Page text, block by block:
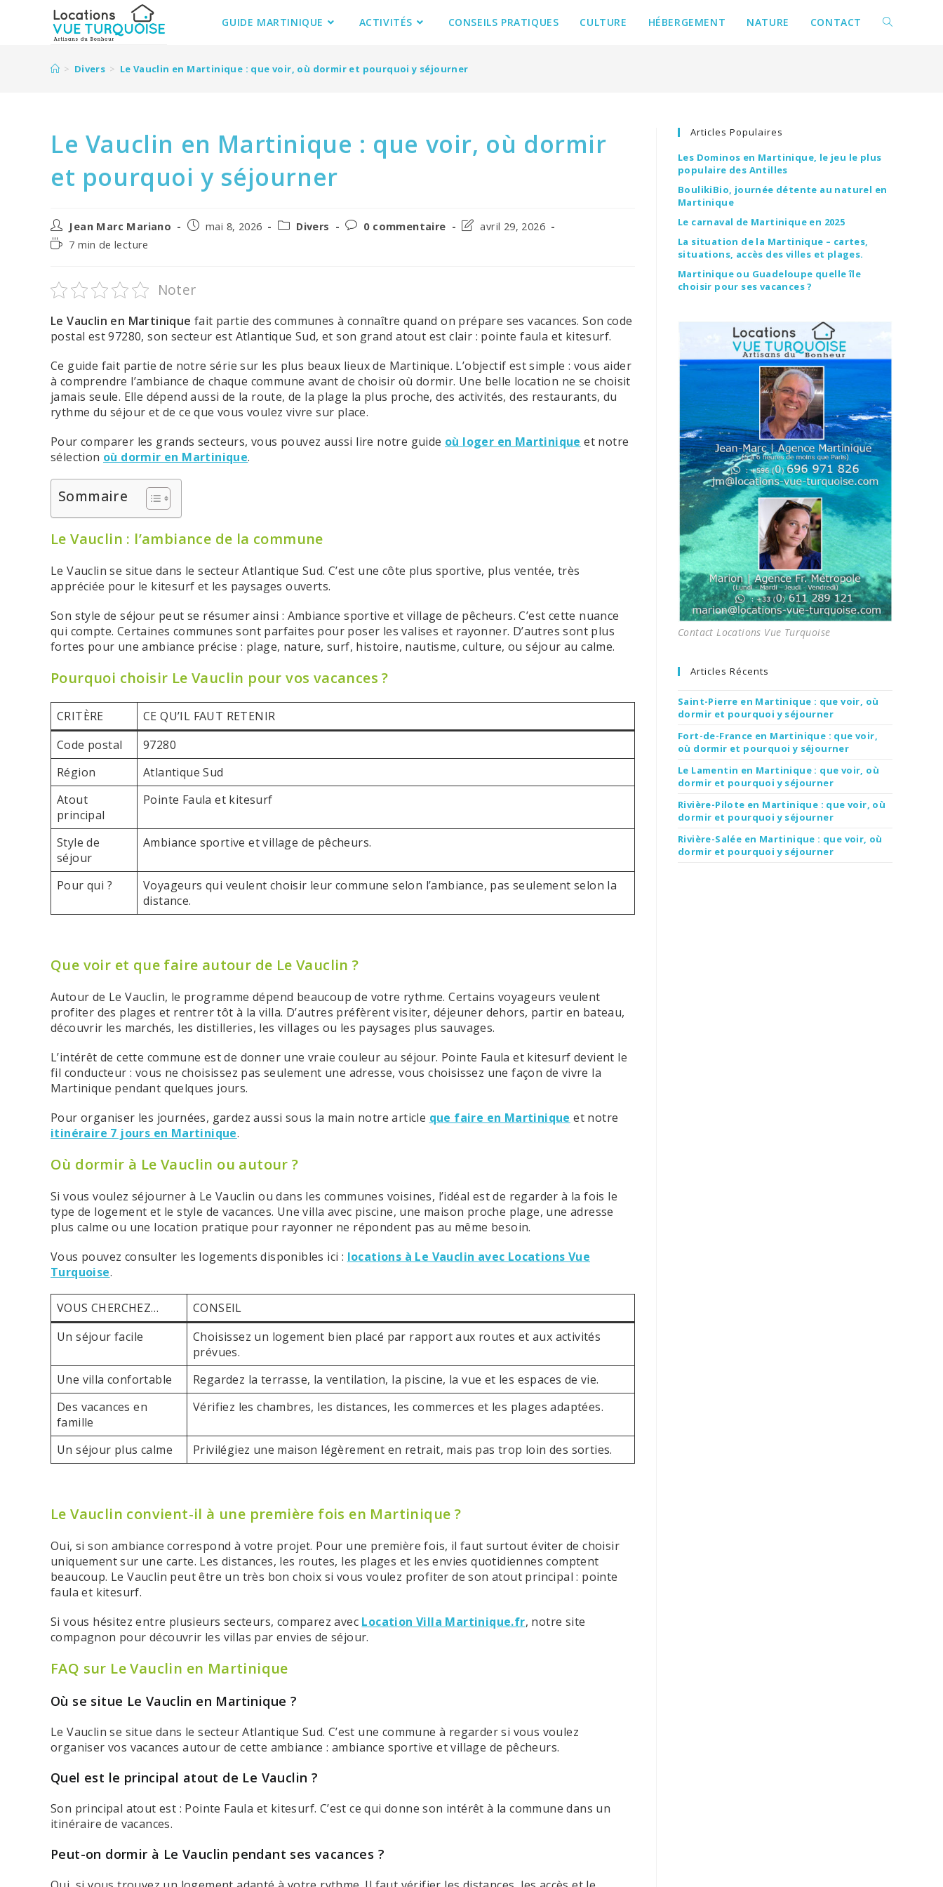
GUIDE MARTINIQUE ACTIVITÉS CONSEILS PRATIQUES CULTURE HÉBERGEMENT NATURE CONTACT
> Divers > Le Vauclin en Martinique : que voir, où dormir et pourquoi y séjourner
Le Vauclin en Martinique : que voir, où dormir
et pourquoi y séjourner
Auteur/autrice
de
Jean Marc Mariano
Postmai 8, 2026
PostDivers
Post0 commentaire
Postavril 29, 2026
Temps7 min de lecture
Noter
Le Vauclin en Martinique fait partie des communes à connaître quand on prépare ses vacances. Son code
postal est 97280, son secteur est Atlantique Sud, et son grand atout est clair : pointe faula et kitesurf.
Ce guide fait partie de notre série sur les plus beaux lieux de Martinique. L’objectif est simple : vous aider
à comprendre l’ambiance de chaque commune avant de choisir où dormir. Une belle location ne se choisit
jamais seule. Elle dépend aussi de la route, de la plage la plus proche, des activités, des restaurants, du
rythme du séjour et de ce que vous voulez vivre sur place.
Pour comparer les grands secteurs, vous pouvez aussi lire notre guide où loger en Martinique et notre
sélection où dormir en Martinique.
Sommaire
Le Vauclin : l’ambiance de la commune
Le Vauclin se situe dans le secteur Atlantique Sud. C’est une côte plus sportive, plus ventée, très
appréciée pour le kitesurf et les paysages ouverts.
Son style de séjour peut se résumer ainsi : Ambiance sportive et village de pêcheurs. C’est cette nuance
qui compte. Certaines communes sont parfaites pour poser les valises et rayonner. D’autres sont plus
fortes pour une ambiance précise : plage, nature, surf, histoire, nautisme, culture, ou séjour au calme.
Pourquoi choisir Le Vauclin pour vos vacances ?
CRITÈRE
CE QU’IL FAUT RETENIR
Code postal
97280
Région
Atlantique Sud
Atout
principal
Pointe Faula et kitesurf
Style de
séjour
Ambiance sportive et village de pêcheurs.
Pour qui ?
Voyageurs qui veulent choisir leur commune selon l’ambiance, pas seulement selon la
distance.
Que voir et que faire autour de Le Vauclin ?
Autour de Le Vauclin, le programme dépend beaucoup de votre rythme. Certains voyageurs veulent
profiter des plages et rentrer tôt à la villa. D’autres préfèrent visiter, déjeuner dehors, partir en bateau,
découvrir les marchés, les distilleries, les villages ou les paysages plus sauvages.
L’intérêt de cette commune est de donner une vraie couleur au séjour. Pointe Faula et kitesurf devient le
fil conducteur : vous ne choisissez pas seulement une adresse, vous choisissez une façon de vivre la
Martinique pendant quelques jours.
Pour organiser les journées, gardez aussi sous la main notre article que faire en Martinique et notre
itinéraire 7 jours en Martinique.
Où dormir à Le Vauclin ou autour ?
Si vous voulez séjourner à Le Vauclin ou dans les communes voisines, l’idéal est de regarder à la fois le
type de logement et le style de vacances. Une villa avec piscine, une maison proche plage, une adresse
plus calme ou une location pratique pour rayonner ne répondent pas au même besoin.
Vous pouvez consulter les logements disponibles ici : locations à Le Vauclin avec Locations Vue
Turquoise.
VOUS CHERCHEZ…
CONSEIL
Un séjour facile
Choisissez un logement bien placé par rapport aux routes et aux activités
prévues.
Une villa confortable
Regardez la terrasse, la ventilation, la piscine, la vue et les espaces de vie.
Des vacances en
famille
Vérifiez les chambres, les distances, les commerces et les plages adaptées.
Un séjour plus calme Privilégiez une maison légèrement en retrait, mais pas trop loin des sorties.
Le Vauclin convient-il à une première fois en Martinique ?
Oui, si son ambiance correspond à votre projet. Pour une première fois, il faut surtout éviter de choisir
uniquement sur une carte. Les distances, les routes, les plages et les envies quotidiennes comptent
beaucoup. Le Vauclin peut être un très bon choix si vous voulez profiter de son atout principal : pointe
faula et kitesurf.
Si vous hésitez entre plusieurs secteurs, comparez avec Location Villa Martinique.fr, notre site
compagnon pour découvrir les villas par envies de séjour.
FAQ sur Le Vauclin en Martinique
Où se situe Le Vauclin en Martinique ?
Le Vauclin se situe dans le secteur Atlantique Sud. C’est une commune à regarder si vous voulez
organiser vos vacances autour de cette ambiance : ambiance sportive et village de pêcheurs.
Quel est le principal atout de Le Vauclin ?
Son principal atout est : Pointe Faula et kitesurf. C’est ce qui donne son intérêt à la commune dans un
itinéraire de vacances.
Peut-on dormir à Le Vauclin pendant ses vacances ?
Articles Populaires
Les Dominos en Martinique, le jeu le plus
populaire des Antilles
BoulikiBio, journée détente au naturel en
Martinique
Le carnaval de Martinique en 2025
La situation de la Martinique – cartes,
situations, accès des villes et plages.
Martinique ou Guadeloupe quelle île
choisir pour ses vacances ?
Contact Locations Vue Turquoise
Articles Récents
Saint-Pierre en Martinique : que voir, où
dormir et pourquoi y séjourner
Fort-de-France en Martinique : que voir,
où dormir et pourquoi y séjourner
Le Lamentin en Martinique : que voir, où
dormir et pourquoi y séjourner
Rivière-Pilote en Martinique : que voir, où
dormir et pourquoi y séjourner
Rivière-Salée en Martinique : que voir, où
dormir et pourquoi y séjourner